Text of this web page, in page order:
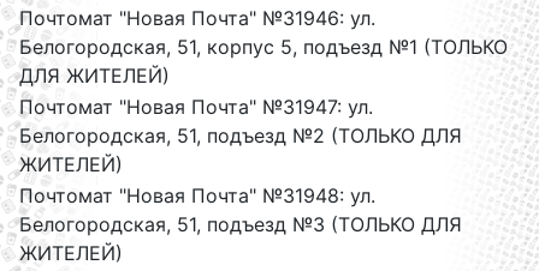
Почтомат "Новая Почта" №31946: ул.
Белогородская, 51, корпус 5, подъезд №1 (ТОЛЬКО
ДЛЯ ЖИТЕЛЕЙ)
Почтомат "Новая Почта" №31947: ул.
Белогородская, 51, подъезд №2 (ТОЛЬКО ДЛЯ
ЖИТЕЛЕЙ)
Почтомат "Новая Почта" №31948: ул.
Белогородская, 51, подъезд №3 (ТОЛЬКО ДЛЯ
ЖИТЕЛЕЙ)